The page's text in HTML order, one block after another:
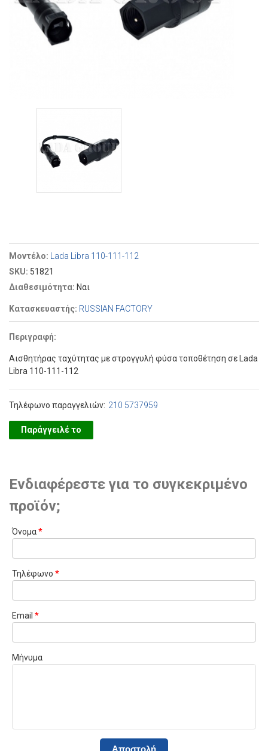
Μοντέλο:
Lada Libra 110-111-112
SKU: 51821
Διαθεσιμότητα: Ναι
Κατασκευαστής: RUSSIAN FACTORY
Περιγραφή:
Αισθητήρας ταχύτητας με στρογγυλή φύσα τοποθέτηση σε Lada
Libra 110-111-112
Τηλέφωνο παραγγελιών: 210 5737959
Παράγγειλέ το
Ενδιαφέρεστε για το συγκεκριμένο
προϊόν;
Όνομα*
Τηλέφωνο *
Email *
Μήνυμα